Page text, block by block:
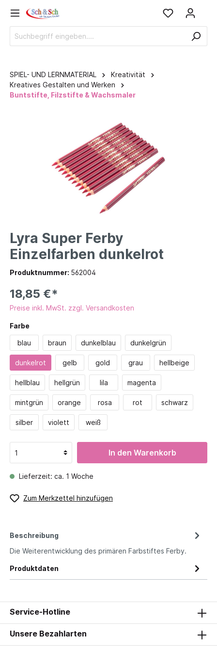
SPIEL- UND LERNMATERIAL
Kreativität
Kreatives Gestalten und Werken
Buntstifte, Filzstifte & Wachsmaler
Lyra Super Ferby
Einzelfarben dunkelrot
Produktnummer: 562004
18,85 €*
Preise inkl. MwSt. zzgl. Versandkosten
Farbe
blau braun dunkelblau dunkelgrün
dunkelrot gelb gold grau hellbeige
hellblau hellgrün lila magenta
mintgrün orange rosa rot schwarz
silber violett weiß
In den Warenkorb
Lieferzeit: ca. 1 Woche
Zum Merkzettel hinzufügen
Beschreibung
Die Weiterentwicklung des primären Farbstiftes Ferby.
Produktdaten
Service-Hotline
Unsere Bezahlarten